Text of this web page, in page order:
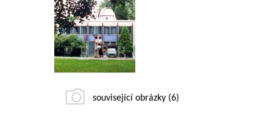
související obrázky (6)